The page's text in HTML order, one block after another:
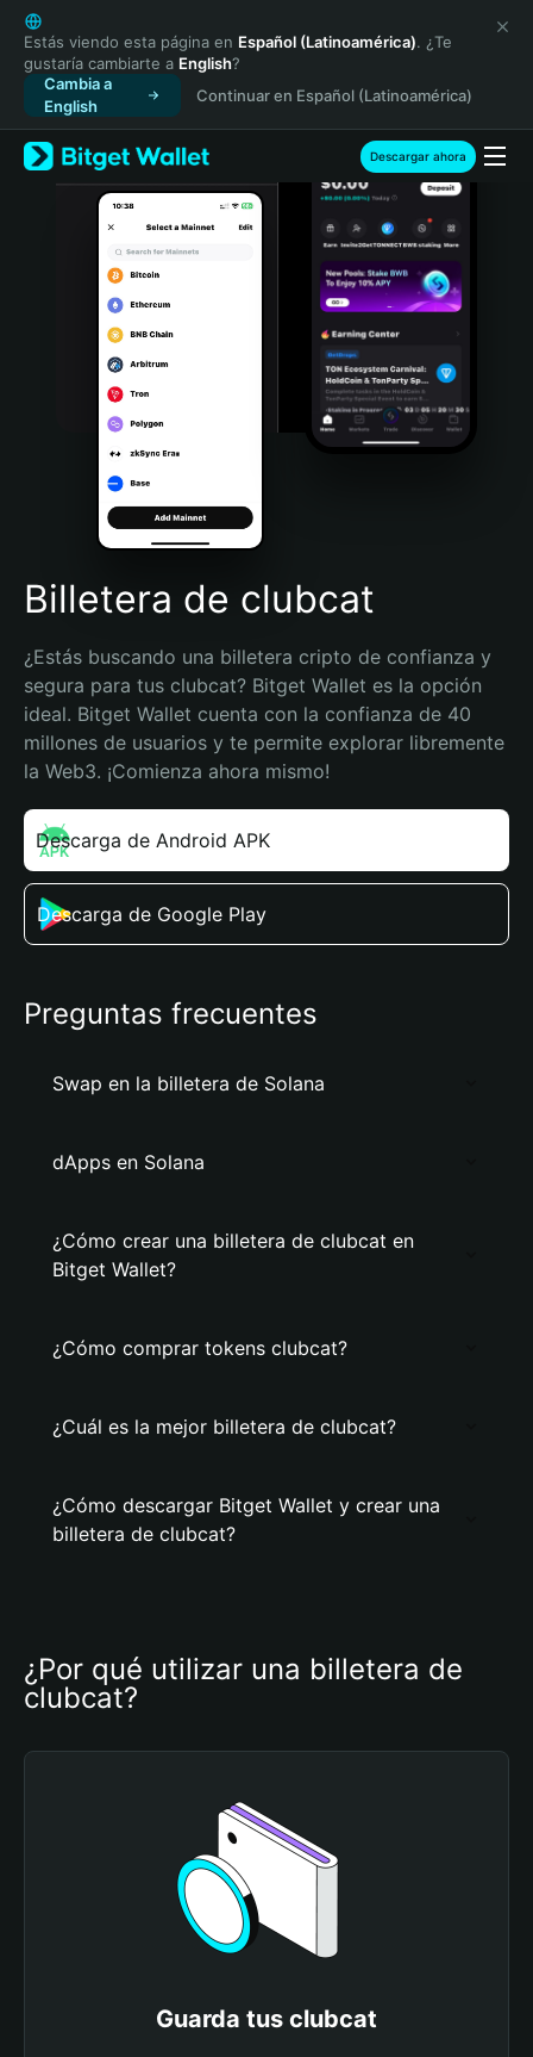
English
日本語
Tiếng Việt
Русский
Español (Latinoamérica)
Türkçe
Italiano
Português (Portugal)
Bahasa Indonesia
Português (Brasil)
Español (Argentina)
Estás viendo esta página en Español (Latinoamérica). ¿Te
gustaría cambiarte a English?
Cambia a
English
Continuar en Español (Latinoamérica)
Descargar ahora
Billetera de clubcat
¿Estás buscando una billetera cripto de confianza y
segura para tus clubcat? Bitget Wallet es la opción
ideal. Bitget Wallet cuenta con la confianza de 40
millones de usuarios y te permite explorar libremente
la Web3. ¡Comienza ahora mismo!
Descarga de Android APK
Descarga de Google Play
Preguntas frecuentes
Swap en la billetera de Solana
dApps en Solana
¿Cómo crear una billetera de clubcat en
Bitget Wallet?
¿Cómo comprar tokens clubcat?
¿Cuál es la mejor billetera de clubcat?
¿Cómo descargar Bitget Wallet y crear una
billetera de clubcat?
¿Por qué utilizar una billetera de
clubcat?
Guarda tus clubcat